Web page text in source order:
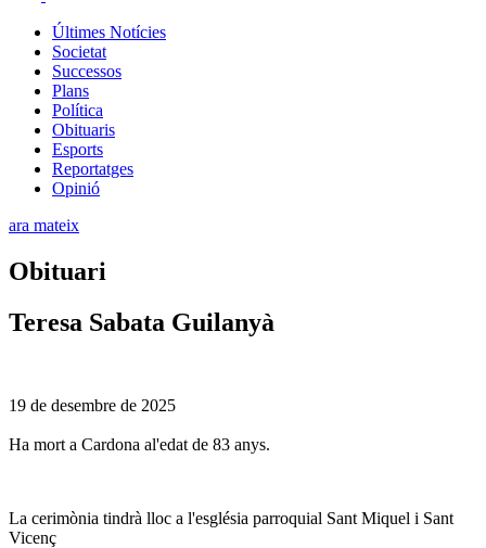
Últimes Notícies
Societat
Successos
Plans
Política
Obituaris
Esports
Reportatges
Opinió
ara mateix
Obituari
Teresa Sabata Guilanyà
19 de desembre de 2025
Ha mort a Cardona al'edat de 83 anys.
La cerimònia tindrà lloc a l'església parroquial Sant Miquel i Sant
Vicenç